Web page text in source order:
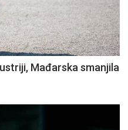
Mađarska smanjila